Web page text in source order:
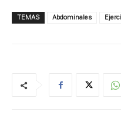
TEMAS Abdominales